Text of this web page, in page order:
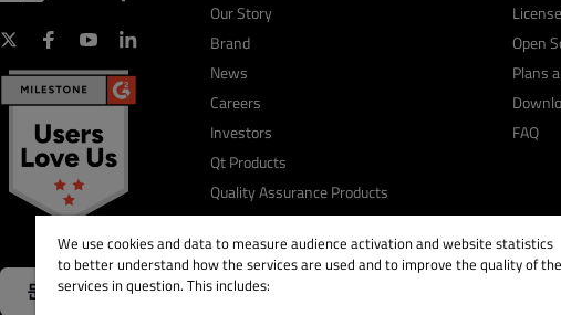
문의하기
Our Story
Brand
News
Careers
Investors
Qt Products
Quality Assurance Products
Open
Plans
FAQ
We use cookies and data to measure audience activation and website statistics
to better understand how the services are used and to improve the quality of the
services in question. This includes: